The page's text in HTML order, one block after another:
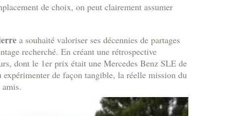
de choix, on peut clairement assumer
a souhaité valoriser ses décennies de partages
recherché. En créant une rétrospective
dont le 1er prix était une Mercedes Benz SLE de
de façon tangible, la réelle mission du